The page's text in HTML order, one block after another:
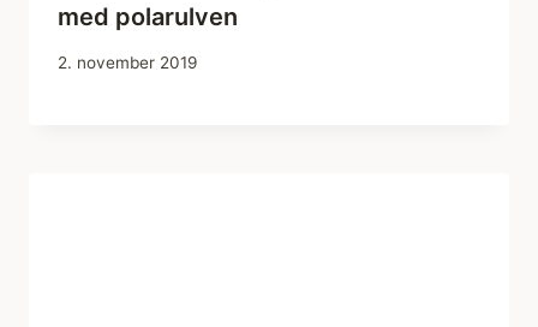
med polarulven
2. november 2019